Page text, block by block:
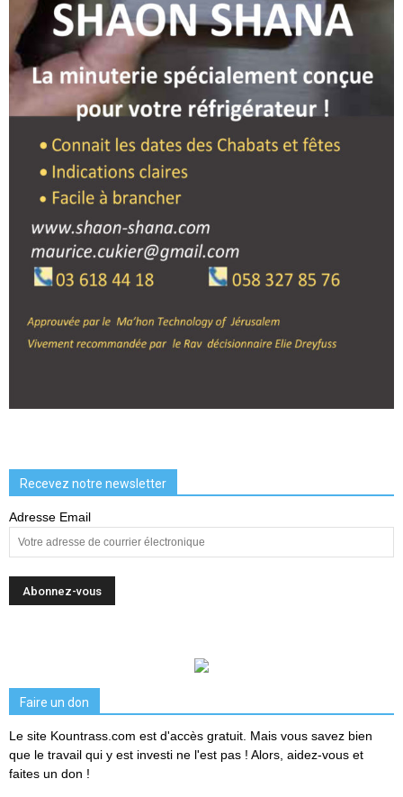
Recevez notre newsletter
Adresse Email
Faire un don
Le site Kountrass.com est d'accès gratuit. Mais vous savez bien
que le travail qui y est investi ne l'est pas ! Alors, aidez-vous et
faites un don !